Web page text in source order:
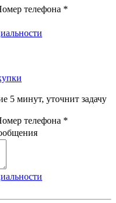
телефона *
5 минут, уточнит задачу
телефона *